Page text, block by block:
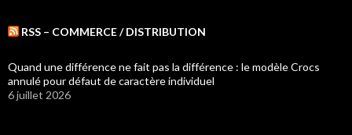
RSS – COMMERCE / DISTRIBUTION
Quand une différence ne fait pas la différence : le modèle Crocs
annulé pour défaut de caractère individuel
6 juillet 2026